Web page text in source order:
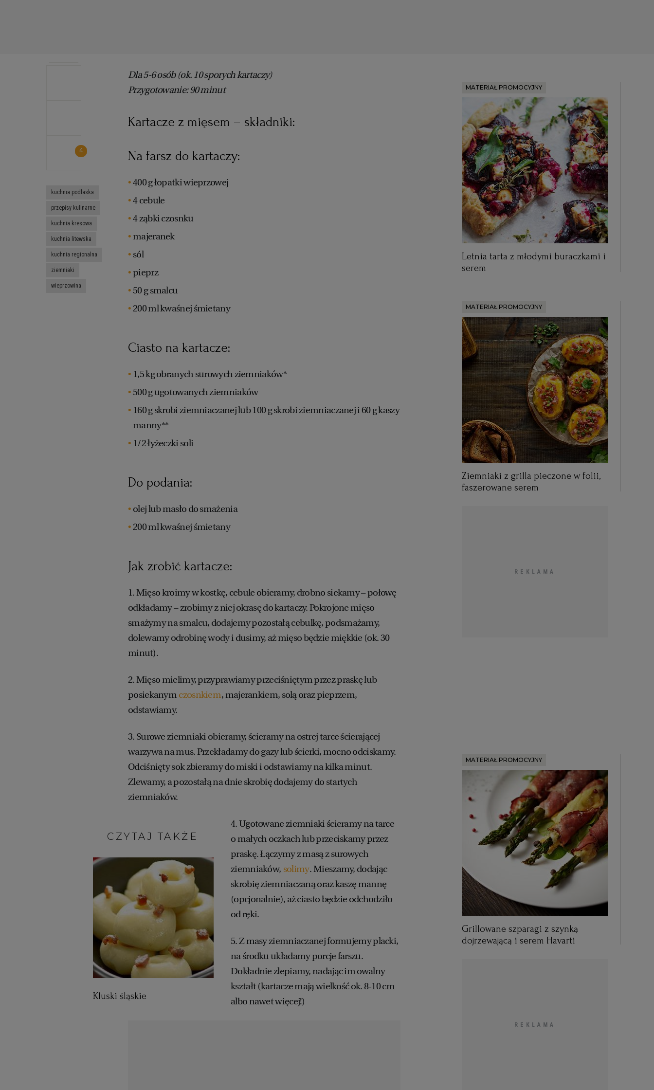
Dla 5-6 osób (ok. 10 sporych kartaczy)
Przygotowanie: 90 minut
Kartacze z mięsem – składniki:
Na farsz do kartaczy:
400 g łopatki wieprzowej
4 cebule
4 ząbki czosnku
majeranek
sól
pieprz
50 g smalcu
200 ml kwaśnej śmietany
Ciasto na kartacze:
1,5 kg obranych surowych ziemniaków*
500 g ugotowanych ziemniaków
160 g skrobi ziemniaczanej lub 100 g skrobi ziemniaczanej i 60 g kaszy
manny**
1/2 łyżeczki soli
Do podania:
olej lub masło do smażenia
200 ml kwaśnej śmietany
Jak zrobić kartacze:
1. Mięso kroimy w kostkę, cebule obieramy, drobno siekamy – połowę
odkładamy – zrobimy z niej okrasę do kartaczy. Pokrojone mięso
smażymy na smalcu, dodajemy pozostałą cebulkę, podsmażamy,
dolewamy odrobinę wody i dusimy, aż mięso będzie miękkie (ok. 30
minut).
2. Mięso mielimy, przyprawiamy przeciśniętym przez praskę lub
posiekanym czosnkiem, majerankiem, solą oraz pieprzem,
odstawiamy.
3. Surowe ziemniaki obieramy, ścieramy na ostrej tarce ścierającej
warzywa na mus. Przekładamy do gazy lub ścierki, mocno odciskamy.
Odciśnięty sok zbieramy do miski i odstawiamy na kilka minut.
Zlewamy, a pozostałą na dnie skrobię dodajemy do startych
ziemniaków.
CZYTAJ TAKŻE:
Kluski śląskie
4. Ugotowane ziemniaki ścieramy na tarce
o małych oczkach lub przeciskamy przez
praskę. Łączymy z masą z surowych
ziemniaków, solimy. Mieszamy, dodając
skrobię ziemniaczaną oraz kaszę mannę
(opcjonalnie), aż ciasto będzie odchodziło
od ręki.
5. Z masy ziemniaczanej formujemy placki,
na środku układamy porcje farszu.
Dokładnie zlepiamy, nadając im owalny
kształt (kartacze mają wielkość ok. 8-10 cm
albo nawet więcej!)
4
kuchnia podlaska
przepisy kulinarne
kuchnia kresowa
kuchnia litewska
kuchnia regionalna
ziemniaki
wieprzowina
MATERIAŁ PROMOCYJNY
Letnia tarta z młodymi buraczkami i
serem
MATERIAŁ PROMOCYJNY
Ziemniaki z grilla pieczone w folii,
faszerowane serem
MATERIAŁ PROMOCYJNY
Grillowane szparagi z szynką
dojrzewającą i serem Havarti